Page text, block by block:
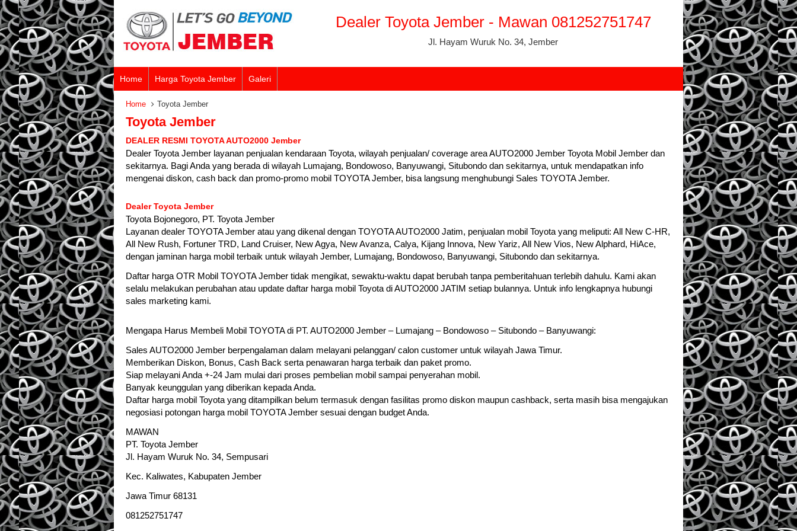
Dealer Toyota Jember - Mawan 081252751747
Jl. Hayam Wuruk No. 34, Jember
Home Harga Toyota Jember Galeri
Home Toyota Jember
Toyota Jember
DEALER RESMI TOYOTA AUTO2000 Jember
Dealer Toyota Jember layanan penjualan kendaraan Toyota, wilayah penjualan/ coverage area AUTO2000 Jember Toyota Mobil Jember dan
sekitarnya. Bagi Anda yang berada di wilayah Lumajang, Bondowoso, Banyuwangi, Situbondo dan sekitarnya, untuk mendapatkan info
mengenai diskon, cash back dan promo-promo mobil TOYOTA Jember, bisa langsung menghubungi Sales TOYOTA Jember.
Dealer Toyota Jember
Toyota Bojonegoro, PT. Toyota Jember
Layanan dealer TOYOTA Jember atau yang dikenal dengan TOYOTA AUTO2000 Jatim, penjualan mobil Toyota yang meliputi: All New C-HR,
All New Rush, Fortuner TRD, Land Cruiser, New Agya, New Avanza, Calya, Kijang Innova, New Yariz, All New Vios, New Alphard, HiAce,
dengan jaminan harga mobil terbaik untuk wilayah Jember, Lumajang, Bondowoso, Banyuwangi, Situbondo dan sekitarnya.
Daftar harga OTR Mobil TOYOTA Jember tidak mengikat, sewaktu-waktu dapat berubah tanpa pemberitahuan terlebih dahulu. Kami akan
selalu melakukan perubahan atau update daftar harga mobil Toyota di AUTO2000 JATIM setiap bulannya. Untuk info lengkapnya hubungi
sales marketing kami.
Mengapa Harus Membeli Mobil TOYOTA di PT. AUTO2000 Jember – Lumajang – Bondowoso – Situbondo – Banyuwangi:
Sales AUTO2000 Jember berpengalaman dalam melayani pelanggan/ calon customer untuk wilayah Jawa Timur.
Memberikan Diskon, Bonus, Cash Back serta penawaran harga terbaik dan paket promo.
Siap melayani Anda +-24 Jam mulai dari proses pembelian mobil sampai penyerahan mobil.
Banyak keunggulan yang diberikan kepada Anda.
Daftar harga mobil Toyota yang ditampilkan belum termasuk dengan fasilitas promo diskon maupun cashback, serta masih bisa mengajukan
negosiasi potongan harga mobil TOYOTA Jember sesuai dengan budget Anda.
MAWAN
PT. Toyota Jember
Jl. Hayam Wuruk No. 34, Sempusari
Kec. Kaliwates, Kabupaten Jember
Jawa Timur 68131
081252751747